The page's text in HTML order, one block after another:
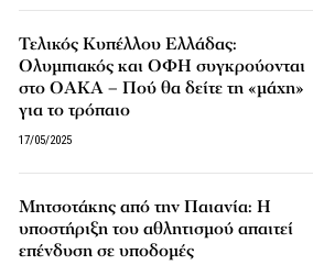
Τελικός Κυπέλλου Ελλάδας:
Ολυμπιακός και ΟΦΗ συγκρούονται
στο ΟΑΚΑ – Πού θα δείτε τη «μάχη»
για το τρόπαιο
17/05/2025
Μητσοτάκης από την Παιανία: Η
υποστήριξη του αθλητισμού απαιτεί
επένδυση σε υποδομές